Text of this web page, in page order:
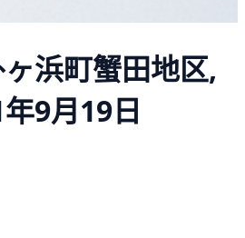
浜町蟹田地区,
9月19日